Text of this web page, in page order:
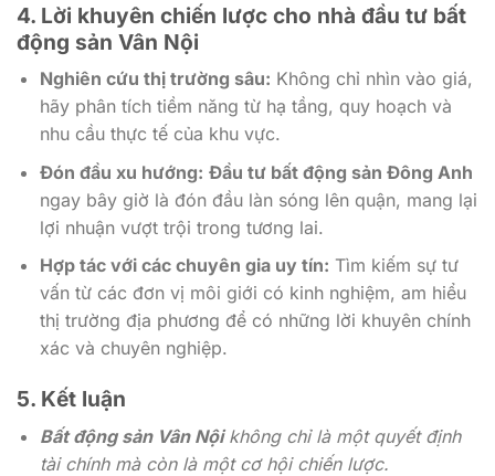
4. Lời khuyên chiến lược cho nhà đầu tư bất
động sản Vân Nội
Nghiên cứu thị trường sâu: Không chỉ nhìn vào giá,
hãy phân tích tiềm năng từ hạ tầng, quy hoạch và
nhu cầu thực tế của khu vực.
Đón đầu xu hướng: Đầu tư bất động sản Đông Anh
ngay bây giờ là đón đầu làn sóng lên quận, mang lại
lợi nhuận vượt trội trong tương lai.
Hợp tác với các chuyên gia uy tín: Tìm kiếm sự tư
vấn từ các đơn vị môi giới có kinh nghiệm, am hiểu
thị trường địa phương để có những lời khuyên chính
xác và chuyên nghiệp.
5. Kết luận
Bất động sản Vân Nộikhông chỉ là một quyết định
tài chính mà còn là một cơ hội chiến lược.